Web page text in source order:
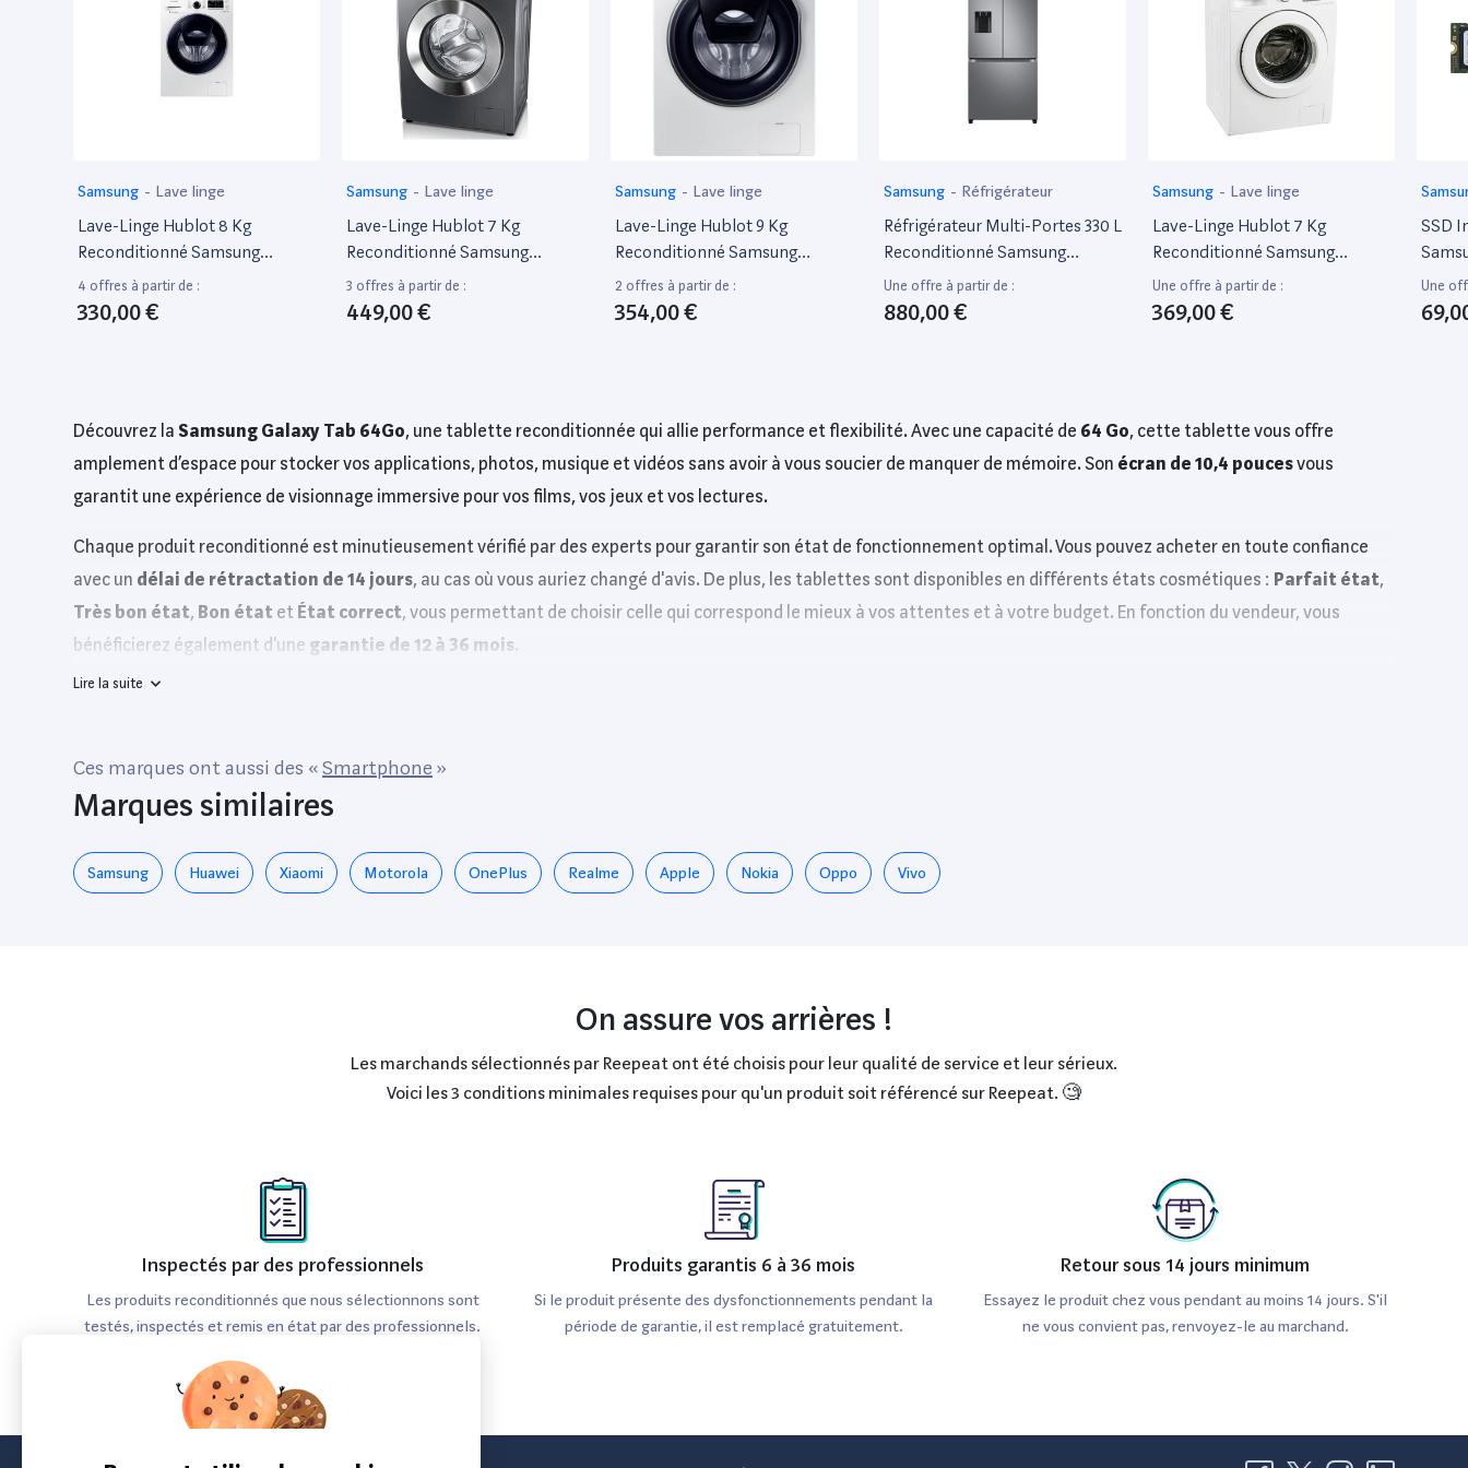
Samsung - Lave linge
Lave-Linge Hublot 8 Kg
Reconditionné Samsung
Ww8Bk5210Uw
4 offres à partir de :
330,00 €
Samsung - Lave linge
Lave-Linge Hublot 7 Kg
Reconditionné Samsung
Wf70F5E5W4X
3 offres à partir de :
449,00 €
Samsung - Lave linge
Lave-Linge Hublot 9 Kg
Reconditionné Samsung
Ww90K6414Q
2 offres à partir de :
354,00 €
Samsung - Réfrigérateur
Réfrigérateur Multi-Portes 330 L
Reconditionné Samsung
Rf50A5202S9
Une offre à partir de :
880,00 €
Samsung - Lave linge
Lave-Linge Hublot 7 Kg
Reconditionné Samsung
Wf70F5E0N4W
Une offre à partir de :
369,00 €
SSD
Une
Découvrez la Samsung Galaxy Tab 64Go, une tablette reconditionnée qui allie performance et flexibilité. Avec une capacité de 64 Go, cette tablette vous offre
amplement d’espace pour stocker vos applications, photos, musique et vidéos sans avoir à vous soucier de manquer de mémoire. Son écran de 10,4 poucesvous
garantit une expérience de visionnage immersive pour vos films, vos jeux et vos lectures.
Chaque produit reconditionné est minutieusement vérifié par des experts pour garantir son état de fonctionnement optimal. Vous pouvez acheter en toute confiance
avec un délai de rétractation de 14 jours, au cas où vous auriez changé d'avis. De plus, les tablettes sont disponibles en différents états cosmétiques : Parfait état,
Très bon état, Bon état et État correct, vous permettant de choisir celle qui correspond le mieux à vos attentes et à votre budget. En fonction du vendeur, vous
bénéficierez également d'une garantie de 12 à 36 mois.
La Samsung Galaxy Tab
Ce que nous aimons à propos de la Samsung Galaxy Tab 64Go
Performance fluide : Grâce à son processeur puissant, cette tablette offre une navigation sans ralentissement.
Qualité d’affichage :L’écran lumineux et clair rend chaque image éclatante, parfait pour du streaming.
Batterie longue durée :Profitez d'une journée complète d’utilisation sans avoir à recharger constamment.
L'absence de carte microSD limite l'espace de stockage à 64 Go.
Moins pratique pour le partage d'écran avec un téléviseur.
Certaines applications peuvent ne pas être optimisées comme sur iOS.
gamme de produits allant des smartphones aux tablettes, en passant par les appareils électroménagers. La mission de Samsung est de créer une technologie qui
améliore la vie quotidienne tout en mettant l'accent sur la durabilité et le design.
Lire la suite
Ces marques ont aussi des «Smartphone »
Marques similaires
Samsung Huawei Xiaomi Motorola OnePlus Realme Apple Nokia Oppo Vivo
On assure vos arrières !
Les marchands sélectionnés par Reepeat ont été choisis pour leur qualité de service et leur sérieux.
Voici les 3 conditions minimales requises pour qu'un produit soit référencé sur Reepeat. 🧐
Inspectés par des professionnels
Les produits reconditionnés que nous sélectionnons sont
testés, inspectés et remis en état par des professionnels.
Produits garantis 6 à 36 mois
Si le produit présente des dysfonctionnements pendant la
période de garantie, il est remplacé gratuitement.
Retour sous 14 jours minimum
Essayez le produit chez vous pendant au moins 14 jours. S'il
ne vous convient pas, renvoyez-le au marchand.